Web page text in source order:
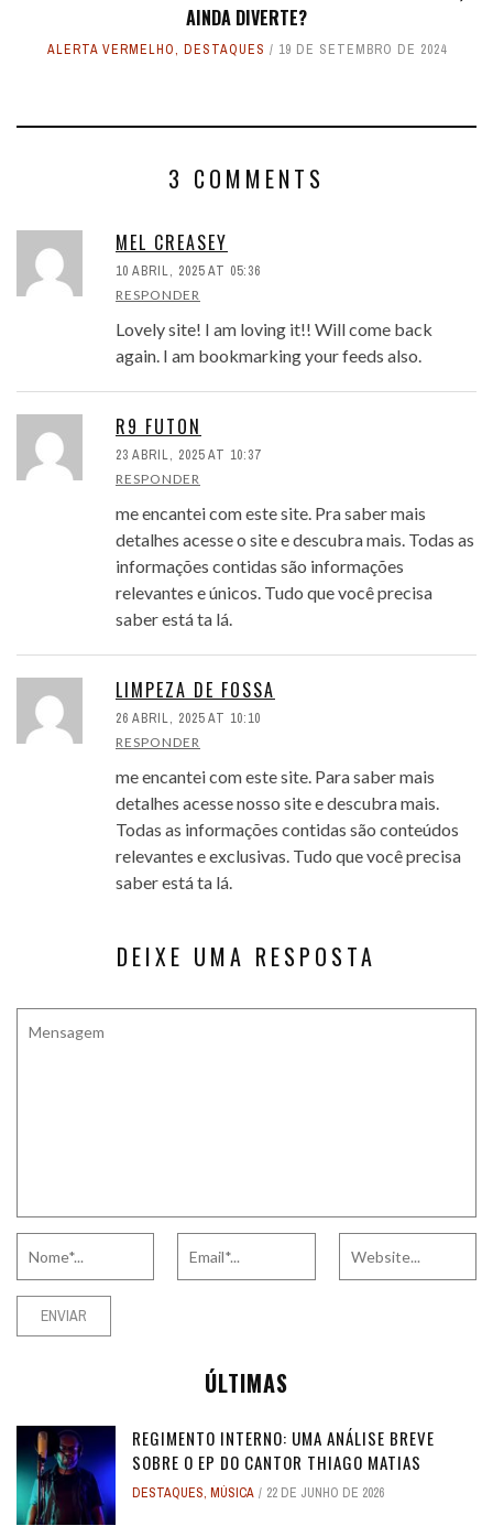
AINDA DIVERTE?
ALERTA VERMELHO, DESTAQUES 19 DE SETEMBRO DE 2024
3 COMMENTS
MEL CREASEY
10 ABRIL, 2025 AT 05:36
RESPONDER
Lovely site! I am loving it!! Will come back
again. I am bookmarking your feeds also.
R9 FUTON
23 ABRIL, 2025 AT 10:37
RESPONDER
me encantei com este site. Pra saber mais
detalhes acesse o site e descubra mais. Todas as
informações contidas são informações
relevantes e únicos. Tudo que você precisa
saber está ta lá.
LIMPEZA DE FOSSA
26 ABRIL, 2025 AT 10:10
RESPONDER
me encantei com este site. Para saber mais
detalhes acesse nosso site e descubra mais.
Todas as informações contidas são conteúdos
relevantes e exclusivas. Tudo que você precisa
saber está ta lá.
DEIXE UMA RESPOSTA
ÚLTIMAS
REGIMENTO INTERNO: UMA ANÁLISE BREVE
SOBRE O EP DO CANTOR THIAGO MATIAS
DESTAQUES, MÚSICA 22 DE JUNHO DE 2026